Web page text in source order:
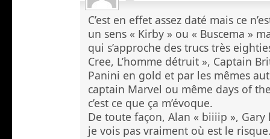
C’est en effet assez daté mais ce
un sens « Kirby » ou « Buscema »
qui s’approche des trucs très
Cree, L’homme détruit », Captain
Panini en gold et par les mêmes
captain Marvel ou même days of
c’est ce que ça m’évoque.
De toute façon, Alan « biiiip », Gary
je vois pas vraiment où est le